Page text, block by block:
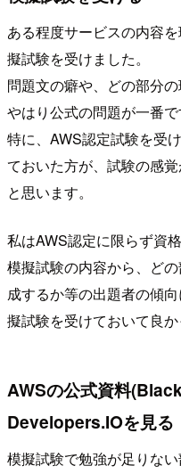
ある程度サービスの内容
擬試験を受けました。
問題文の癖や、どの部分
やはり公式の問題が一番で
特に、AWS認定試験を受
ておいた方が、試験の感
と思います。
私はAWS認定に限らず資
模擬試験の内容から、ど
成するか等の出題者の傾
擬試験を受けておいて良か
AWSの公式資料
Developers.IOを見る
模擬試験で勉強が足りな